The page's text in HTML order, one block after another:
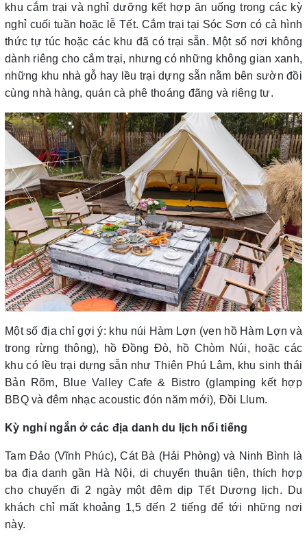
khu cắm trại và nghỉ dưỡng kết hợp ăn uống trong các kỳ
nghỉ cuối tuần hoặc lễ Tết. Cắm trại tại Sóc Sơn có cả hình
thức tự túc hoặc các khu đã có trại sẵn. Một số nơi không
dành riêng cho cắm trại, nhưng có những không gian xanh,
những khu nhà gỗ hay lều trại dựng sẵn nằm bên sườn đồi
cùng nhà hàng, quán cà phê thoáng đãng và riêng tư.
Một số địa chỉ gợi ý: khu núi Hàm Lợn (ven hồ Hàm Lợn và
trong rừng thông), hồ Đồng Đò, hồ Chòm Núi, hoặc các
khu có lều trại dựng sẵn như Thiên Phú Lâm, khu sinh thái
Bản Rõm, Blue Valley Cafe & Bistro (glamping kết hợp
BBQ và đêm nhạc acoustic đón năm mới), Đồi Llum.
Kỳ nghỉ ngắn ở các địa danh du lịch nổi tiếng
Tam Đảo (Vĩnh Phúc), Cát Bà (Hải Phòng) và Ninh Bình là
ba địa danh gần Hà Nội, di chuyển thuận tiện, thích hợp
cho chuyến đi 2 ngày một đêm dịp Tết Dương lịch. Du
khách chỉ mất khoảng 1,5 đến 2 tiếng để tới những nơi
này.